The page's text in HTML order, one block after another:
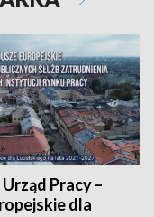
Pracy –
dla